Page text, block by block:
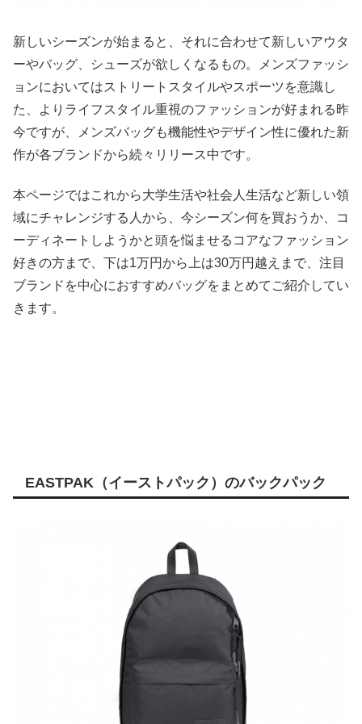
新しいシーズンが始まると、それに合わせて新しいアウタ
ーやバッグ、シューズが欲しくなるもの。メンズファッシ
ョンにおいてはストリートスタイルやスポーツを意識し
た、よりライフスタイル重視のファッションが好まれる昨
今ですが、メンズバッグも機能性やデザイン性に優れた新
作が各ブランドから続々リリース中です。
本ページではこれから大学生活や社会人生活など新しい領
域にチャレンジする人から、今シーズン何を買おうか、コ
ーディネートしようかと頭を悩ませるコアなファッション
好きの方まで、下は1万円から上は30万円越えまで、注目
ブランドを中心におすすめバッグをまとめてご紹介してい
きます。
EASTPAK（イーストパック）のバックパック